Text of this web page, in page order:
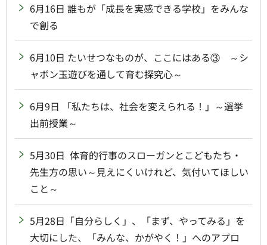
6月16日 誰もが「成長を実感できる学校」をみんな
で創る
6月10日 たいせつなものが、ここにはある③ ～シ
ャボン玉遊びを通して育む探究心～
6月9日 「私たちは、社会を変えられる！」～選挙
出前授業～
5月30日 体育的行事のスローガンとこどもたち・
先生方の思い～見えにくいけれど、気付いてほしい
こと～
5月28日「自分らしく」、「まず、やってみる」を
大切にした、「みんな、かがやく！」へのアプロ